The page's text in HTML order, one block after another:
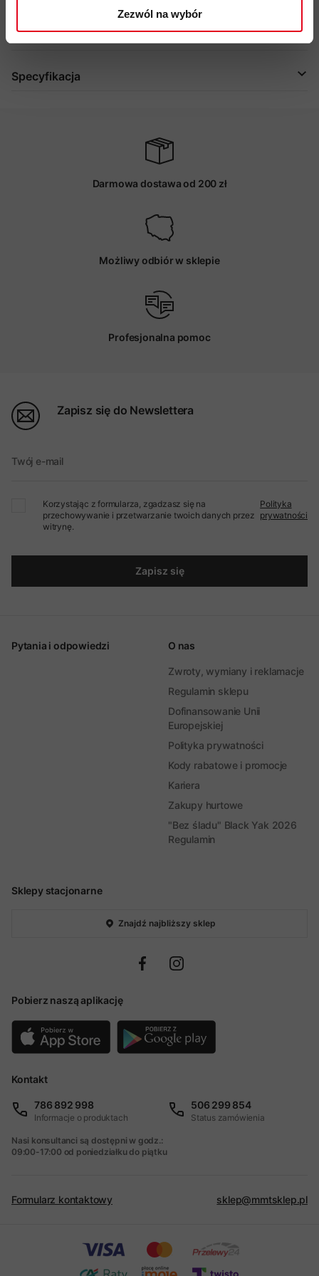
Zezwól na wybór
Więcej o produkcie
Specyfikacja
Darmowa dostawa od 200 zł
Możliwy odbiór w sklepie
Profesjonalna pomoc
Zapisz się do Newslettera
Twój e-mail
Korzystając z formularza, zgadzasz się na
przechowywanie i przetwarzanie twoich danych przez
witrynę.
Polityka
prywatności
Zapisz się
Sklepy stacjonarne
Znajdź najbliższy sklep
Pobierz naszą aplikację
Pytania i odpowiedzi O nas
Zwroty, wymiany i reklamacje
Regulamin sklepu
Dofinansowanie Unii
Europejskiej
Polityka prywatności
Kody rabatowe i promocje
Kariera
Zakupy hurtowe
"Bez śladu" Black Yak 2026
Regulamin
Kontakt
786 892 998
Informacje o produktach
506 299 854
Status zamówienia
Nasi konsultanci są dostępni w godz.:
09:00-17:00 od poniedziałku do piątku
Formularz kontaktowy sklep@mmtsklep.pl